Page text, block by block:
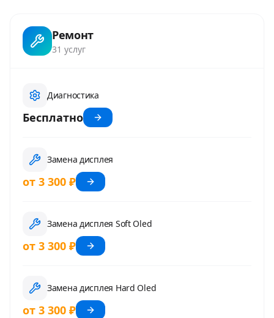
Ремонт
31 услуг
Диагностика
Бесплатно
Замена дисплея
от 3 300 ₽
Замена дисплея Soft Oled
от 3 300 ₽
Замена дисплея Hard Oled
от 3 300 ₽